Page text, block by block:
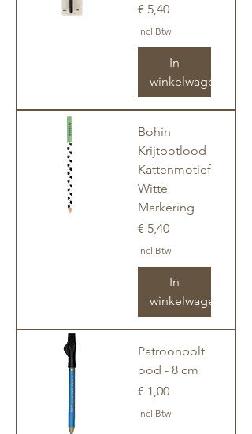
Prijs
€ 5,40
incl.Btw
In
winkelwagen
Bohin
Krijtpotlood
Kattenmotief
Witte
Markering
Prijs
€ 5,40
incl.Btw
In
winkelwagen
Patroonpolt
ood - 8 cm
Prijs
€ 1,00
incl.Btw